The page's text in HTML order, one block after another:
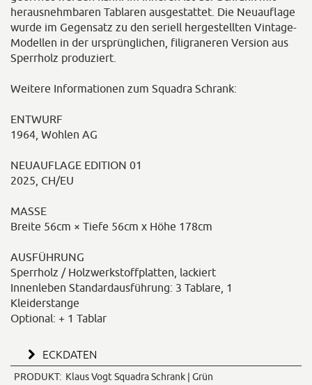
herausnehmbaren Tablaren ausgestattet. Die Neuauflage
wurde im Gegensatz zu den seriell hergestellten Vintage-
Modellen in der ursprünglichen, filigraneren Version aus
Sperrholz produziert.
Weitere Informationen zum Squadra Schrank:
ENTWURF
1964, Wohlen AG
NEUAUFLAGE EDITION 01
2025, CH/EU
MASSE
Breite 56cm × Tiefe 56cm x Höhe 178cm
AUSFÜHRUNG
Sperrholz / Holzwerkstoffplatten, lackiert
Innenleben Standardausführung: 3 Tablare, 1
Kleiderstange
Optional: + 1 Tablar
ECKDATEN
PRODUKT: Klaus Vogt Squadra Schrank | Grün